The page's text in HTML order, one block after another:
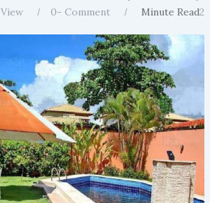
2
Minute Read
0 Comment -
View -